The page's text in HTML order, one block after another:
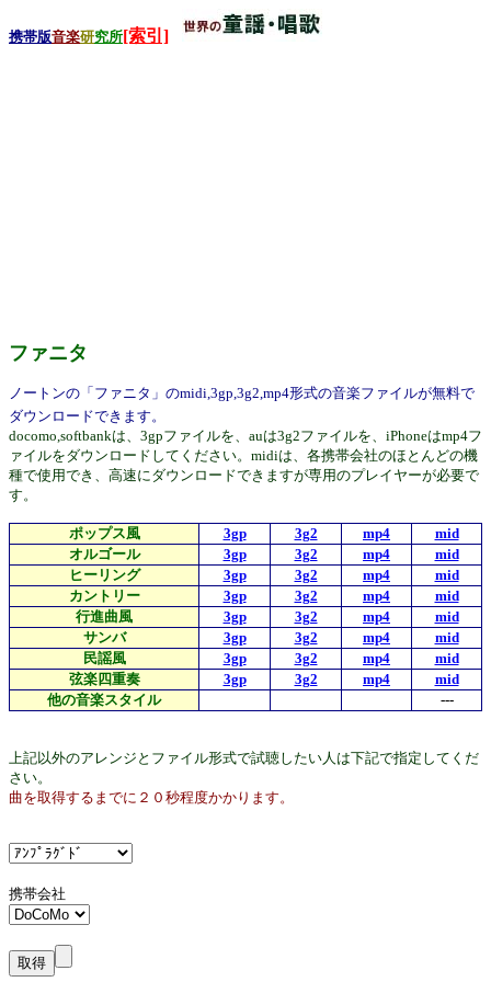
携帯版音楽研究所[索引]
ファニタ
ノートンの「ファニタ」のmidi,3gp,3g2,mp4形式の音楽ファイルが無料で
ダウンロードできます。
docomo,softbankは、3gpファイルを、auは3g2ファイルを、iPhoneはmp4フ
ァイルをダウンロードしてください。midiは、各携帯会社のほとんどの機
種で使用でき、高速にダウンロードできますが専用のプレイヤーが必要で
す。
ポップス風 3gp 3g2 mp4
mid
オルゴール
3gp 3g2 mp4
mid
ヒーリング
3gp 3g2 mp4
mid
カントリー
3gp 3g2 mp4
mid
行進曲風
3gp 3g2 mp4
mid
サンバ
3gp 3g2 mp4
mid
民謡風
3gp 3g2 mp4
mid
弦楽四重奏
3gp 3g2 mp4
mid
他の音楽スタイル
---
上記以外のアレンジとファイル形式で試聴したい人は下記で指定してくだ
さい。
曲を取得するまでに２０秒程度かかります。
携帯会社